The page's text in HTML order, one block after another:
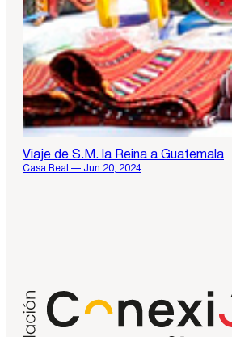
Viaje de S.M. la Reina a Guatemala
Casa Real — Jun 20, 2024